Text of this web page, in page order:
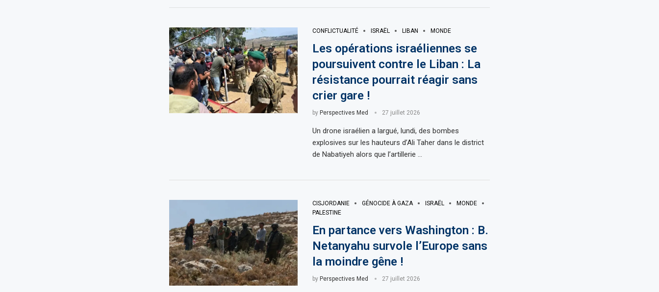
CONFLICTUALITÉ ISRAËL LIBAN MONDE
Les opérations israéliennes se
poursuivent contre le Liban : La
résistance pourrait réagir sans
crier gare !
by Perspectives Med 27 juillet 2026
Un drone israélien a largué, lundi, des bombes
explosives sur les hauteurs d’Ali Taher dans le district
de Nabatiyeh alors que l’artillerie …
CISJORDANIE GÉNOCIDE À GAZA ISRAËL
MONDE
PALESTINE
En partance vers Washington : B.
Netanyahu survole l’Europe sans
la moindre gêne !
by Perspectives Med 27 juillet 2026